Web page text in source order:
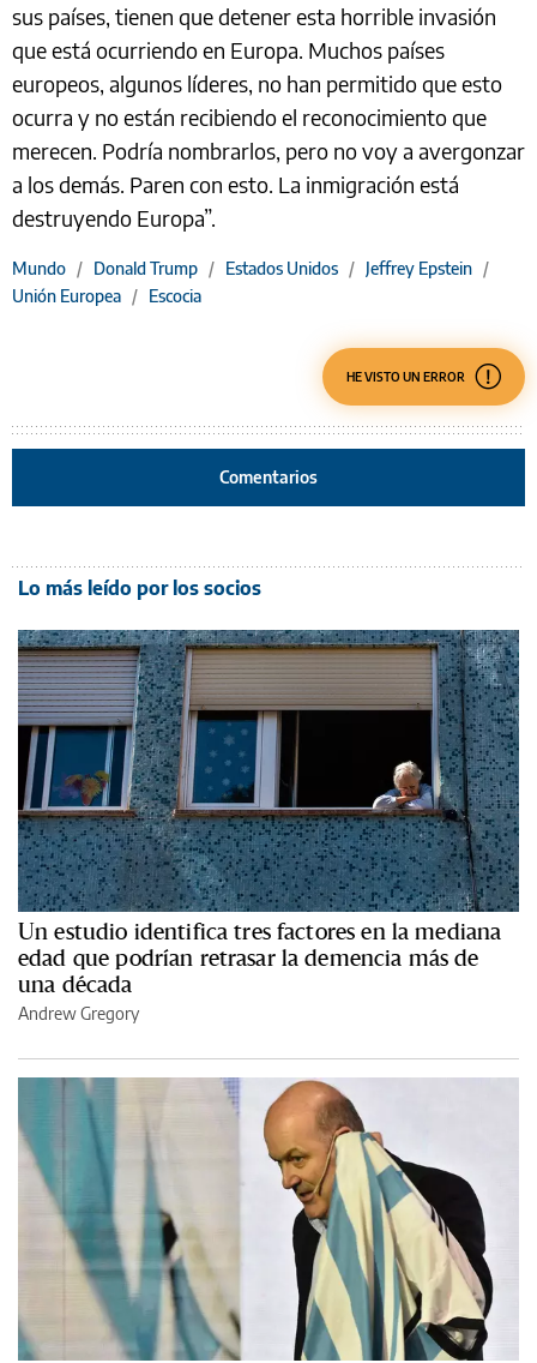
sus países, tienen que detener esta horrible invasión
que está ocurriendo en Europa. Muchos países
europeos, algunos líderes, no han permitido que esto
ocurra y no están recibiendo el reconocimiento que
merecen. Podría nombrarlos, pero no voy a avergonzar
a los demás. Paren con esto. La inmigración está
destruyendo Europa”.
Mundo / Donald Trump / Estados Unidos / Jeffrey Epstein /
Unión Europea / Escocia
HE VISTO UN ERROR
Comentarios
Lo más leído por los socios
Un estudio identifica tres factores en la mediana
edad que podrían retrasar la demencia más de
una década
Andrew Gregory